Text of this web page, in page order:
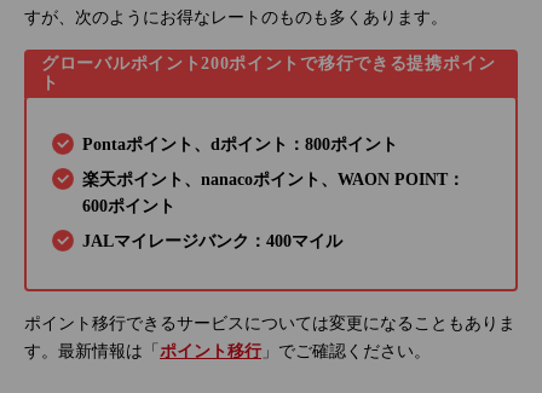
すが、次のようにお得なレートのものも多くあります。
グローバルポイント200ポイントで移行できる提携ポイン
ト
Pontaポイント、dポイント：800ポイント
楽天ポイント、nanacoポイント、WAON POINT：
600ポイント
JALマイレージバンク：400マイル
ポイント移行できるサービスについては変更になることもありま
す。最新情報は「 ポイント移行 」でご確認ください。